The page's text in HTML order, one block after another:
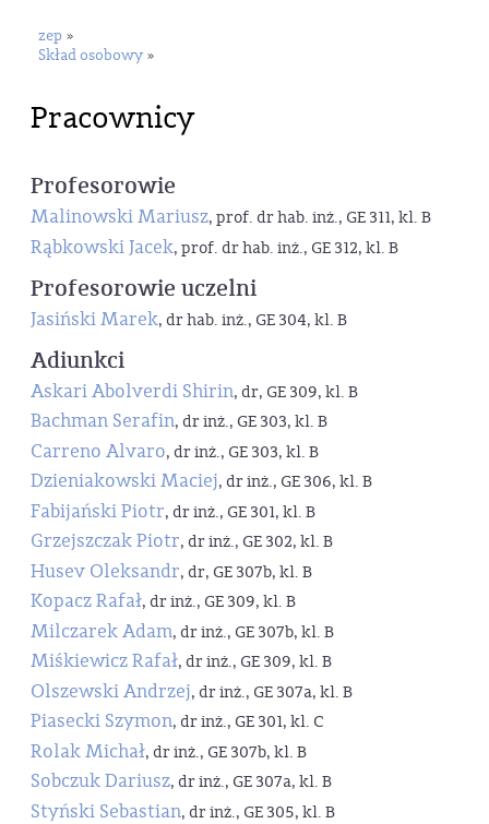
zep »
Skład osobowy »
Pracownicy
Profesorowie
Malinowski Mariusz, prof. dr hab. inż., GE 311, kl. B
Rąbkowski Jacek, prof. dr hab. inż., GE 312, kl. B
Profesorowie uczelni
Jasiński Marek, dr hab. inż., GE 304, kl. B
Adiunkci
Askari Abolverdi Shirin, dr, GE 309, kl. B
Bachman Serafin, dr inż., GE 303, kl. B
Carreno Alvaro, dr inż., GE 303, kl. B
Dzieniakowski Maciej, dr inż., GE 306, kl. B
Fabijański Piotr, dr inż., GE 301, kl. B
Grzejszczak Piotr, dr inż., GE 302, kl. B
Husev Oleksandr, dr, GE 307b, kl. B
Kopacz Rafał, dr inż., GE 309, kl. B
Milczarek Adam, dr inż., GE 307b, kl. B
Miśkiewicz Rafał, dr inż., GE 309, kl. B
Olszewski Andrzej, dr inż., GE 307a, kl. B
Piasecki Szymon, dr inż., GE 301, kl. C
Rolak Michał, dr inż., GE 307b, kl. B
Sobczuk Dariusz, dr inż., GE 307a, kl. B
Styński Sebastian, dr inż., GE 305, kl. B